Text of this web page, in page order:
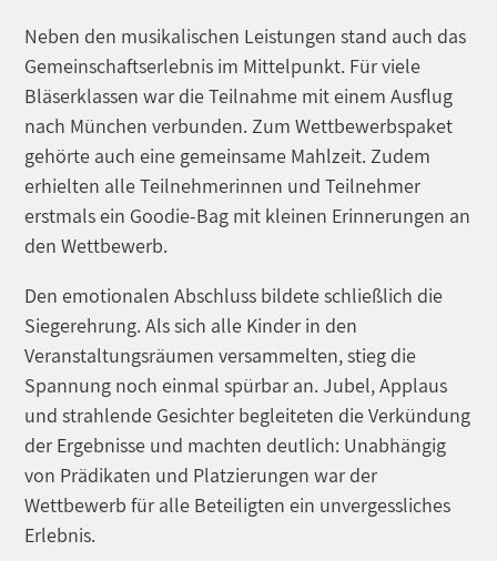
Neben den musikalischen Leistungen stand auch das
Gemeinschaftserlebnis im Mittelpunkt. Für viele
Bläserklassen war die Teilnahme mit einem Ausflug
nach München verbunden. Zum Wettbewerbspaket
gehörte auch eine gemeinsame Mahlzeit. Zudem
erhielten alle Teilnehmerinnen und Teilnehmer
erstmals ein Goodie-Bag mit kleinen Erinnerungen an
den Wettbewerb.
Den emotionalen Abschluss bildete schließlich die
Siegerehrung. Als sich alle Kinder in den
Veranstaltungsräumen versammelten, stieg die
Spannung noch einmal spürbar an. Jubel, Applaus
und strahlende Gesichter begleiteten die Verkündung
der Ergebnisse und machten deutlich: Unabhängig
von Prädikaten und Platzierungen war der
Wettbewerb für alle Beteiligten ein unvergessliches
Erlebnis.